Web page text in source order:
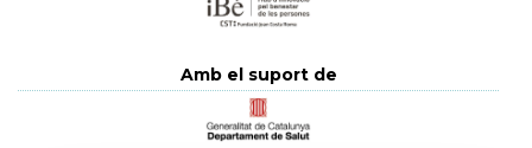
Amb el suport de